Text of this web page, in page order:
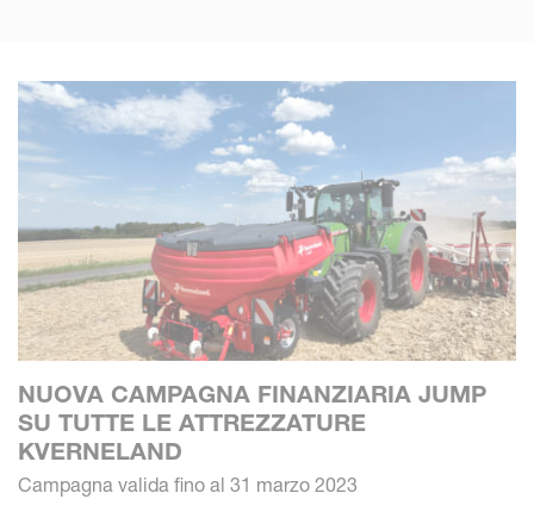
NUOVA CAMPAGNA FINANZIARIA JUMP
SU TUTTE LE ATTREZZATURE
KVERNELAND
Campagna valida fino al 31 marzo 2023